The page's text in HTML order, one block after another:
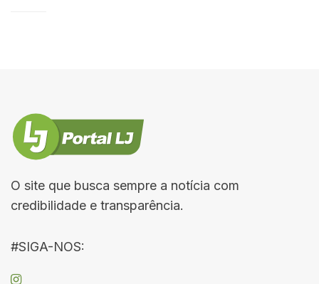
O site que busca sempre a notícia com
credibilidade e transparência.
#SIGA-NOS: